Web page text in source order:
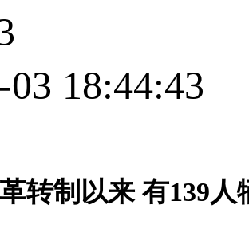
18:44:43
转制以来 有139